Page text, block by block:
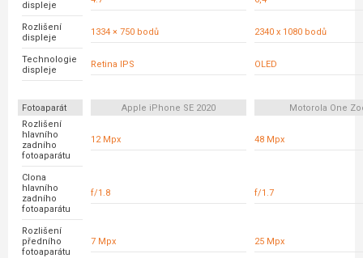
displeje
Rozlišení
displeje
1334 × 750 bodů 2340 x 1080 bodů
Technologie
displeje
Retina IPS OLED
Fotoaparát Apple iPhone SE 2020
Motorola One
Rozlišení
hlavního
zadního
fotoaparátu
12 Mpx 48 Mpx
Clona
hlavního
zadního
fotoaparátu
f/1.8 f/1.7
Rozlišení
předního
fotoaparátu
7 Mpx 25 Mpx